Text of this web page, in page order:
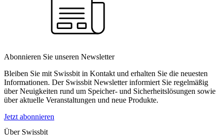
Abonnieren Sie unseren Newsletter
Bleiben Sie mit Swissbit in Kontakt und erhalten Sie die neuesten
Informationen. Der Swissbit Newsletter informiert Sie regelmäßig
über Neuigkeiten rund um Speicher- und Sicherheitslösungen sowie
über aktuelle Veranstaltungen und neue Produkte.
Jetzt abonnieren
Über Swissbit